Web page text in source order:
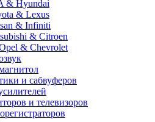
& Hyundai
& Lexus
& Infiniti
& Citroen
& Chevrolet
и сабвуферов
и телевизоров